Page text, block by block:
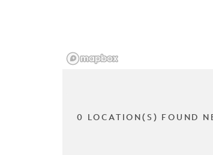
0 LOCATION(S) FOUND